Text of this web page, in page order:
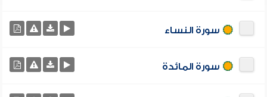
سورة النساء
سورة المائدة